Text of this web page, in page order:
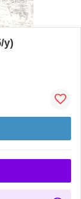
у)